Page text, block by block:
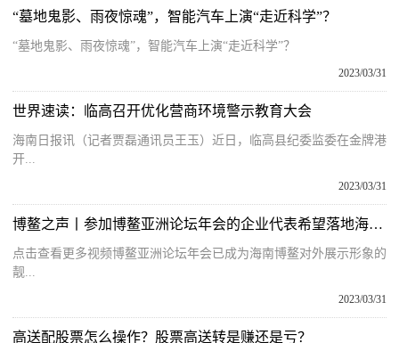
“墓地鬼影、雨夜惊魂”，智能汽车上演“走近科学”？
“墓地鬼影、雨夜惊魂”，智能汽车上演“走近科学”？
2023/03/31
世界速读：临高召开优化营商环境警示教育大会
海南日报讯（记者贾磊通讯员王玉）近日，临高县纪委监委在金牌港
开...
2023/03/31
博鳌之声丨参加博鳌亚洲论坛年会的企业代表希望落地海南发展
点击查看更多视频博鳌亚洲论坛年会已成为海南博鳌对外展示形象的
靓...
2023/03/31
高送配股票怎么操作？股票高送转是赚还是亏？